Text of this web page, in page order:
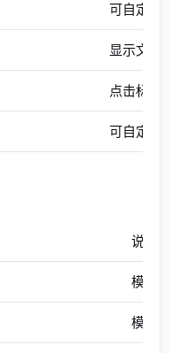
可自定义
显示文章
点击标题
可自定义
说明
模块
模块